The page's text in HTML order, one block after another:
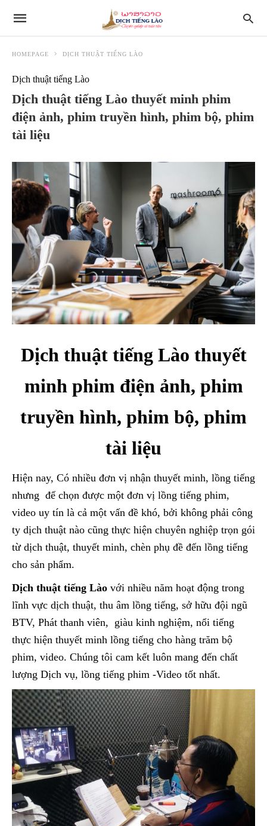
HOMEPAGE DỊCH THUẬT TIẾNG LÀO
Dịch thuật tiếng Lào
Dịch thuật tiếng Lào thuyết minh phim
điện ảnh, phim truyền hình, phim bộ, phim
tài liệu
Dịch thuật tiếng Lào thuyết
minh phim điện ảnh, phim
truyền hình, phim bộ, phim
tài liệu
Hiện nay, Có nhiều đơn vị nhận thuyết minh, lồng tiếng
nhưng để chọn được một đơn vị lồng tiếng phim,
video uy tín là cả một vấn đề khó, bởi không phải công
ty dịch thuật nào cũng thực hiện chuyên nghiệp trọn gói
từ dịch thuật, thuyết minh, chèn phụ đề đến lồng tiếng
cho sản phẩm.
Dịch thuật tiếng Lào với nhiều năm hoạt động trong
lĩnh vực dịch thuật, thu âm lồng tiếng, sở hữu đội ngũ
BTV, Phát thanh viên, giàu kinh nghiệm, nổi tiếng
thực hiện thuyết minh lồng tiếng cho hàng trăm bộ
phim, video. Chúng tôi cam kết luôn mang đến chất
lượng Dịch vụ, lồng tiếng phim -Video tốt nhất.